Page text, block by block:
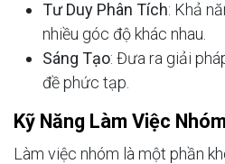
Tư Duy Phân Tích: Khả
nhiều góc độ khác nhau.
Sáng Tạo: Đưa ra giải
đề phức tạp.
Kỹ Năng Làm Việc Nhóm
Làm việc nhóm là một phần